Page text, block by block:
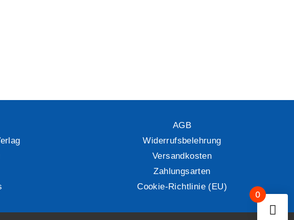
AGB
Widerrufsbelehrung
Versandkosten
Zahlungsarten
Cookie-Richtlinie (EU)
0